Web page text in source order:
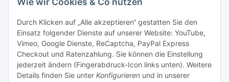
Durch Klicken auf „Alle akzeptieren“ gestatten Sie den
Einsatz folgender Dienste auf unserer Website: YouTube,
Vimeo, Google Dienste, ReCaptcha, PayPal Express
Checkout und Ratenzahlung. Sie können die Einstellung
jederzeit ändern (Fingerabdruck-Icon links unten). Weitere
Details finden Sie unter Konfigurieren und in unserer
Unsere Seiten
Social Media